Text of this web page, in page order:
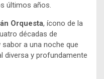
últimos años.
Orquesta, ícono de la
décadas de
a una noche que
diversa y profundamente